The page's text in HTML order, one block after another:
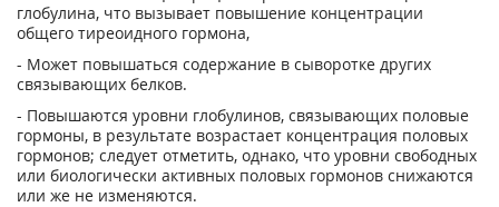
глобулина, что вызывает повышение концентрации
общего тиреоидного гормона,
- Может повышаться содержание в сыворотке других
связывающих белков.
- Повышаются уровни глобулинов, связывающих половые
гормоны, в результате возрастает концентрация половых
гормонов; следует отметить, однако, что уровни свободных
или биологически активных половых гормонов снижаются
или же не изменяются.